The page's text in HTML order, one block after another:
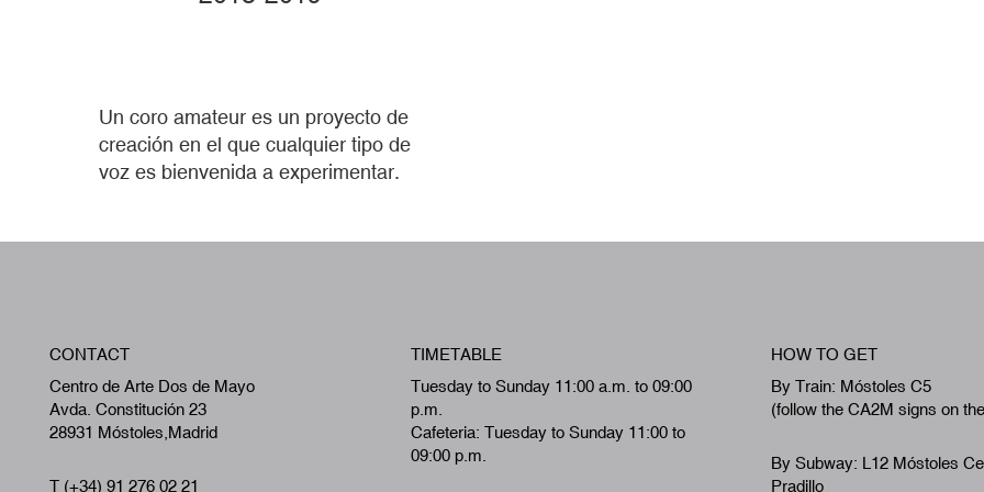
Un coro amateur es un proyecto de
creación en el que cualquier tipo de
voz es bienvenida a experimentar.
CONTACT
Centro de Arte Dos de Mayo
Avda. Constitución 23
28931 Móstoles,Madrid
T (+34) 91 276 02 21
TIMETABLE
Tuesday to Sunday 11:00 a.m. to 09:00
p.m.
Cafeteria: Tuesday to Sunday 11:00 to
09:00 p.m.
HOW TO GET
By Train: Móstoles C5
(follow the CA2M signs on
By Subway: L12 Móstoles
Pradillo